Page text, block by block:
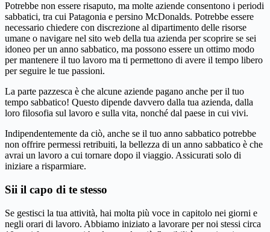
Potrebbe non essere risaputo, ma molte aziende consentono i periodi
sabbatici, tra cui Patagonia e persino McDonalds. Potrebbe essere
necessario chiedere con discrezione al dipartimento delle risorse
umane o navigare nel sito web della tua azienda per scoprire se sei
idoneo per un anno sabbatico, ma possono essere un ottimo modo
per mantenere il tuo lavoro ma ti permettono di avere il tempo libero
per seguire le tue passioni.
La parte pazzesca è che alcune aziende pagano anche per il tuo
tempo sabbatico! Questo dipende davvero dalla tua azienda, dalla
loro filosofia sul lavoro e sulla vita, nonché dal paese in cui vivi.
Indipendentemente da ciò, anche se il tuo anno sabbatico potrebbe
non offrire permessi retribuiti, la bellezza di un anno sabbatico è che
avrai un lavoro a cui tornare dopo il viaggio. Assicurati solo di
iniziare a risparmiare.
Sii il capo di te stesso
Se gestisci la tua attività, hai molta più voce in capitolo nei giorni e
negli orari di lavoro. Abbiamo iniziato a lavorare per noi stessi circa